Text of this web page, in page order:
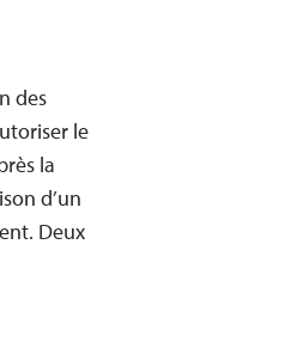
des
le
la
d’un
Deux